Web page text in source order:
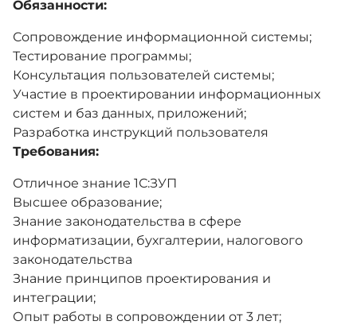
Новости
Обратная связь
Единый словарь
Версия для слабовидящих
Обязанности:
Сопровождение информационной системы;
Тестирование программы;
Консультация пользователей системы;
Участие в проектировании информационных
систем и баз данных, приложений;
Разработка инструкций пользователя
Требования:
Отличное знание 1С:ЗУП
Высшее образование;
Знание законодательства в сфере
информатизации, бухгалтерии, налогового
законодательства
Знание принципов проектирования и
интеграции;
Опыт работы в сопровождении от 3 лет;